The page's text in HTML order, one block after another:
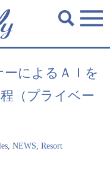
ーによるＡＩを
（プライベー
,NEWS,Resort